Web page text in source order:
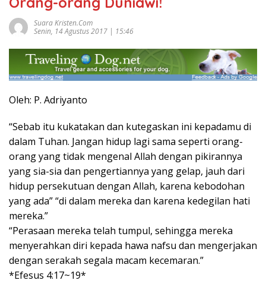
Suara Kristen.com
Senin, 14 Agustus 2017 | 15:46
Oleh: P. Adriyanto
“Sebab itu kukatakan dan kutegaskan ini kepadamu di
dalam Tuhan. Jangan hidup lagi sama seperti orang-
orang yang tidak mengenal Allah dengan pikirannya
yang sia-sia dan pengertiannya yang gelap, jauh dari
hidup persekutuan dengan Allah, karena kebodohan
yang ada” “di dalam mereka dan karena kedegilan hati
mereka.”
“Perasaan mereka telah tumpul, sehingga mereka
menyerahkan diri kepada hawa nafsu dan mengerjakan
dengan serakah segala macam kecemaran.”
*Efesus 4:17~19*